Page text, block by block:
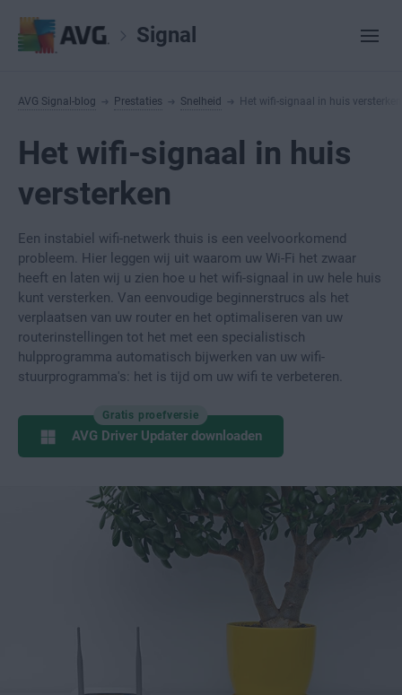
Signal
AVG Signal-blog Prestaties Snelheid Het wifi-signaal in huis versterken
Het wifi-signaal in huis
versterken
Een instabiel wifi-netwerk thuis is een veelvoorkomend
probleem. Hier leggen wij uit waarom uw Wi-Fi het zwaar
heeft en laten wij u zien hoe u het wifi-signaal in uw hele huis
kunt versterken. Van eenvoudige beginnerstrucs als het
verplaatsen van uw router en het optimaliseren van uw
routerinstellingen tot het met een specialistisch
hulpprogramma automatisch bijwerken van uw wifi-
stuurprogramma's: het is tijd om uw wifi te verbeteren.
Gratis proefversie
AVG Driver Updater downloaden